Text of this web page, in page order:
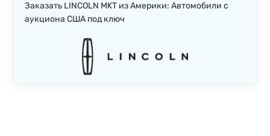
Заказать LINCOLN MKT из Америки: Автомобили с
аукциона США под ключ